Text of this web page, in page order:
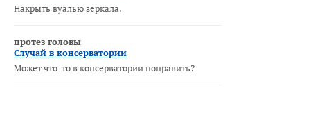
Накрыть вуалью зеркала.
протез головы
Случай в консерватории
Может что-то в консерватории поправить?